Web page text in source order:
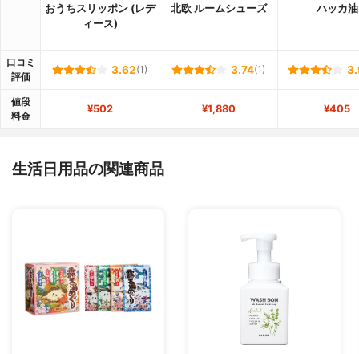
おうちスリッポン (レデ
ィース)
北欧 ルームシューズ ハッカ油
口コミ
評価
3.62(1) 3.74(1)
値段
料金
¥502 ¥1,880 ¥405
生活日用品の関連商品